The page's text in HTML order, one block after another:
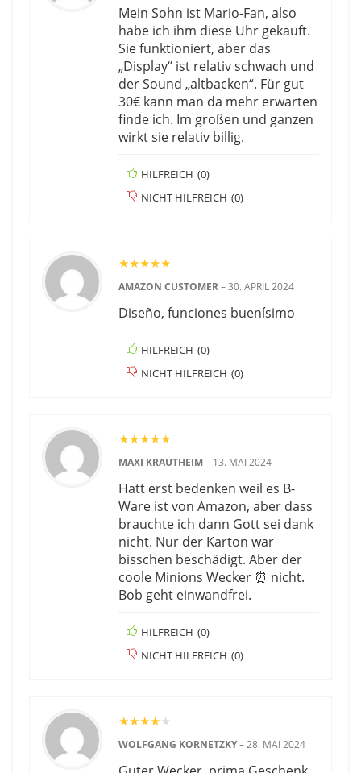
Mein Sohn ist Mario-Fan, also
habe ich ihm diese Uhr gekauft.
Sie funktioniert, aber das
„Display“ ist relativ schwach und
der Sound „altbacken“. Für gut
30€ kann man da mehr erwarten
finde ich. Im großen und ganzen
wirkt sie relativ billig.
HILFREICH (0)
NICHT HILFREICH (0)
★★★★★
AMAZON CUSTOMER–30. APRIL 2024
Diseño, funciones buenísimo
HILFREICH (0)
NICHT HILFREICH (0)
★★★★★
MAXI KRAUTHEIM– 13. MAI 2024
Hatt erst bedenken weil es B-
Ware ist von Amazon, aber dass
brauchte ich dann Gott sei dank
nicht. Nur der Karton war
bisschen beschädigt. Aber der
coole Minions Wecker ⏰️ nicht.
Bob geht einwandfrei.
HILFREICH (0)
NICHT HILFREICH (0)
★★★★★
WOLFGANG KORNETZKY–28. MAI 2024